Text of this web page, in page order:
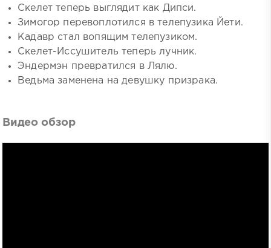
Скелет теперь выглядит как Дипси.
Зимогор перевоплотился в телепузика Йети.
Кадавр стал вопящим телепузиком.
Скелет-Иссушитель теперь лучник.
Эндермэн превратился в Лялю.
Ведьма заменена на девушку призрака.
Видео обзор